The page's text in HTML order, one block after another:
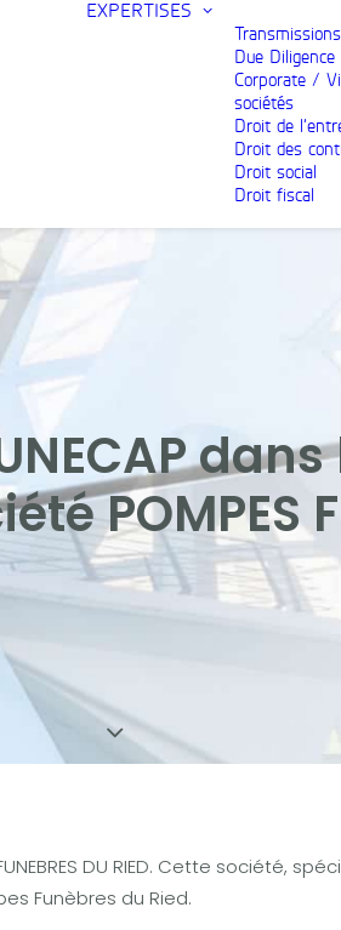
EXPERTISES
Due Diligence
Corporate /
sociétés
Droit de
Droit des
Droit social
Droit fiscal
POMPES
DU RIED. Cette société,
Funèbres du Ried.